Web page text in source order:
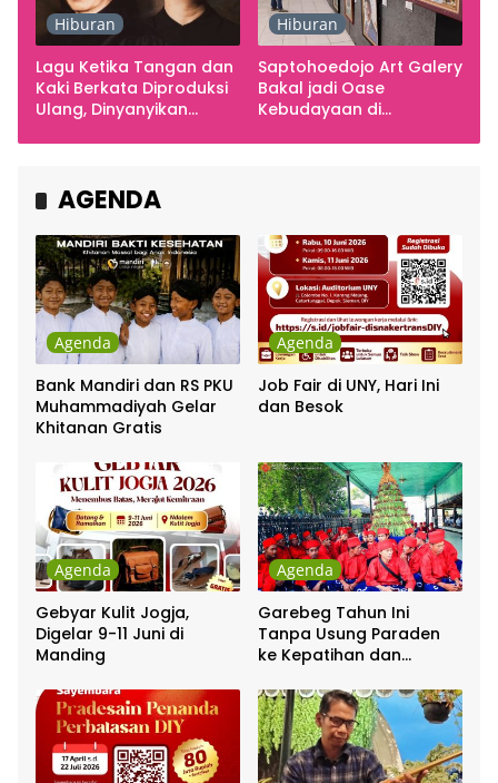
Hiburan
Lagu Ketika Tangan dan
Kaki Berkata Diproduksi
Ulang, Dinyanyikan
Hiburan
Saptohoedojo Art Galery
Bakal jadi Oase
Kebudayaan di
AGENDA
Agenda
Bank Mandiri dan RS PKU
Muhammadiyah Gelar
Khitanan Gratis
Agenda
Job Fair di UNY, Hari Ini
dan Besok
Agenda
Gebyar Kulit Jogja,
Digelar 9-11 Juni di
Manding
Agenda
Garebeg Tahun Ini
Tanpa Usung Paraden
ke Kepatihan dan